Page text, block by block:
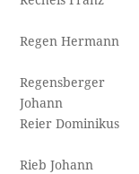
Regen Hermann
Regensberger
Johann
Reier Dominikus
Rieb Johann